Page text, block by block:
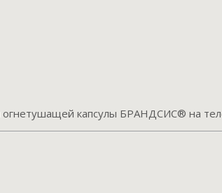
огнетушащей капсулы БРАНДСИС® на